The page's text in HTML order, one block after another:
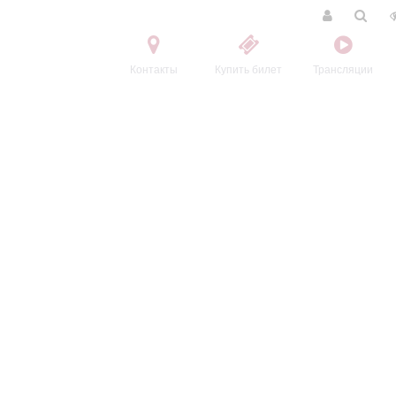
Контакты Купить билет Трансляции